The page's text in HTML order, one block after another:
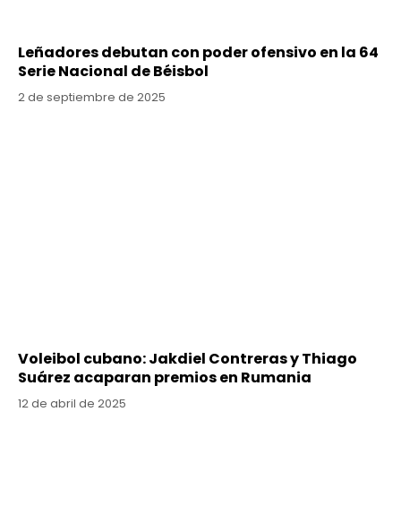
Leñadores debutan con poder ofensivo en la 64
Serie Nacional de Béisbol
2 de septiembre de 2025
Voleibol cubano: Jakdiel Contreras y Thiago
Suárez acaparan premios en Rumania
12 de abril de 2025